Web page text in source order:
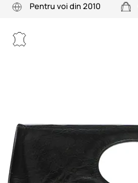
Pentru voi din 2010